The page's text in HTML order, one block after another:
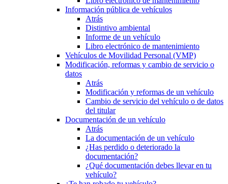
Información pública de vehículos
Atrás
Distintivo ambiental
Informe de un vehículo
Libro electrónico de mantenimiento
Vehículos de Movilidad Personal (VMP)
Modificación, reformas y cambio de servicio o
datos
Atrás
Modificación y reformas de un vehículo
Cambio de servicio del vehículo o de datos
del titular
Documentación de un vehículo
Atrás
La documentación de un vehículo
¿Has perdido o deteriorado la
documentación?
¿Qué documentación debes llevar en tu
vehículo?